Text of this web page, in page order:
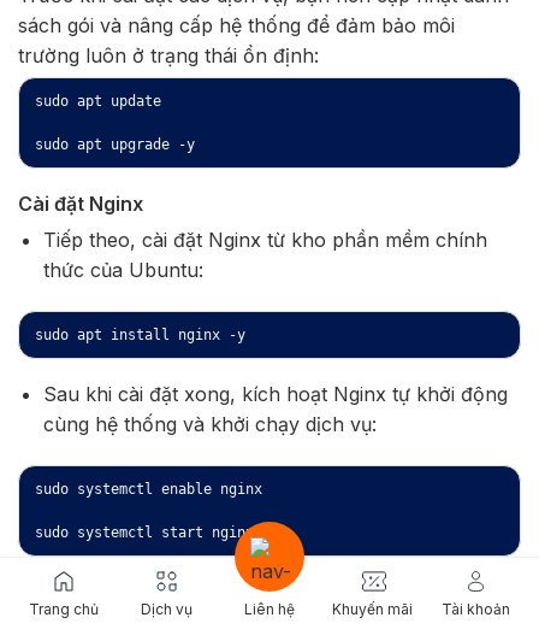
sách gói và nâng cấp hệ thống để đảm bảo môi
trường luôn ở trạng thái ổn định:
sudo apt update
sudo apt upgrade -y
Cài đặt Nginx
Tiếp theo, cài đặt Nginx từ kho phần mềm chính
thức của Ubuntu:
sudo apt install nginx -y
Sau khi cài đặt xong, kích hoạt Nginx tự khởi động
cùng hệ thống và khởi chạy dịch vụ:
sudo systemctl enable nginx
sudo systemctl start nginx
Kiểm tra trạng thái hoạt động của Nginx:
Trang chủ Dịch vụ Liên hệ Khuyến mãi Tài khoản